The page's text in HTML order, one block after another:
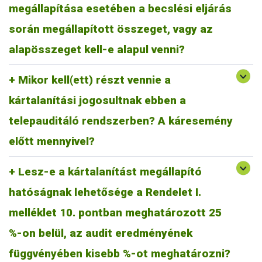
megállapítása esetében a becslési eljárás
során megállapított összeget, vagy az
alapösszeget kell-e alapul venni?
kártalanítás alapösszege: 60 000 Ft
kártalanítás megállapított összege: 85 000 Ft.
Mikor kell(ett) részt vennie a
kártalanítási jogosultnak ebben a
telepauditáló rendszerben? A káresemény
előtt mennyivel?
A káresemény bekövetkezte előtt már részt kellett vennie.
Lesz-e a kártalanítást megállapító
hatóságnak lehetősége a Rendelet I.
melléklet 10. pontban meghatározott 25
%-on belül, az audit eredményének
függvényében kisebb %-ot meghatározni?
A rendelet jelenlegi szövege korlátozottan teszi lehetővé az
eredmény szerinti differenciálást. A cél a folyamatok elindítása
volt, a rendelet új szövegének hatályba lépésekor még alig
beszélhettünk ilyen rendszerekről, ezért az eredmények
rendszert működtető szervezetnek kell az eljárásrendjében
meghatározni a részvétel igazolásának feltételeit.